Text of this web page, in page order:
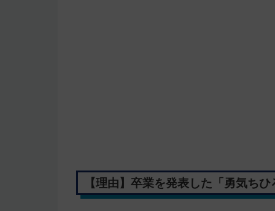
【理由】卒業を発表した「勇気ち